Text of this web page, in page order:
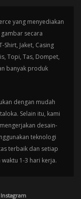
yang menyediakan
secara
Jaket, Casing
Topi, Tas, Dompet,
banyak produk
dengan mudah
Selain itu, kami
desain-
teknologi
terbaik dan setiap
1-3 hari kerja.
Instagram